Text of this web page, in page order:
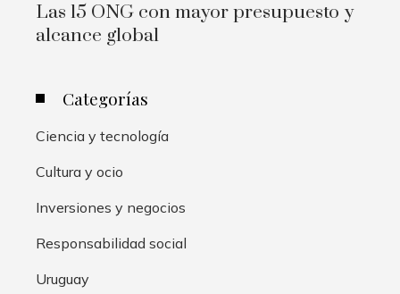
Las 15 ONG con mayor presupuesto y
alcance global
Categorías
Ciencia y tecnología
Cultura y ocio
Inversiones y negocios
Responsabilidad social
Uruguay